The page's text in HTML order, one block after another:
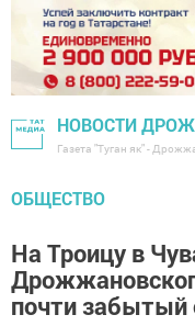
НОВОСТИ
Газета "Туган як" -
ОБЩЕСТВО
На Троицу в
почти